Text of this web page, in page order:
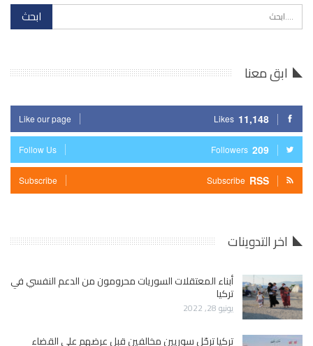
ابق معنا
11,148
Likes
Like our page
209
Followers
Follow Us
RSS
Subscribe
Subscribe
اخر التدوينات
أبناء المعتقلات السوريات محرومون من الدعم النفسي في
تركيا
يونيو 28, 2022
تركيا ترحّل سوريين مخالفين قبل عرضهم على القضاء